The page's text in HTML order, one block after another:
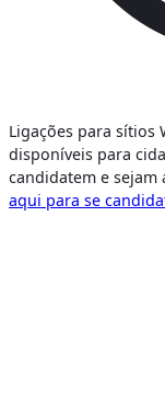
Ligações para sítios
disponíveis para
candidatem e sejam
aqui para se